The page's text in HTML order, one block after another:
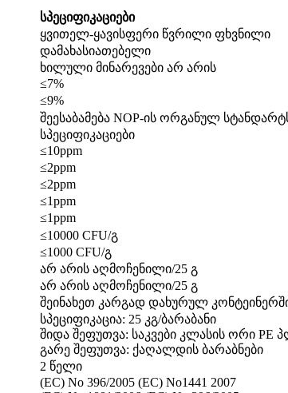
სპეციფიკაციები
ყვითელ-ყავისფერი წვრილი ფხვნილი
დამახასიათებელი
ხილული მინარევები არ არის
≤7%
≤9%
შეესაბამება NOP-ის ორგანულ
სპეციფიკაციები
≤10ppm
≤2ppm
≤2ppm
≤1ppm
≤1ppm
≤10000 CFU/გ
≤1000 CFU/გ
არ არის აღმოჩენილი/25 გ
არ არის აღმოჩენილი/25 გ
შეინახეთ კარგად დახურულ
სპეციფიკაცია: 25 კგ/ბარაბანი
შიდა შეფუთვა: საკვები კლასის ორი PE
გარე შეფუთვა: ქაღალდის ბარაბნები
2 წელი
(EC) No 396/2005 (EC) No1441 2007